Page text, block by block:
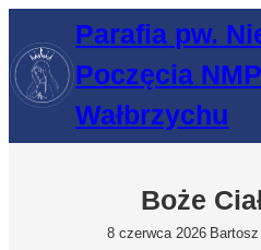
treści
Parafia pw.
Poczęcia
Wałbrzychu
Boże
8 czerwca 2026